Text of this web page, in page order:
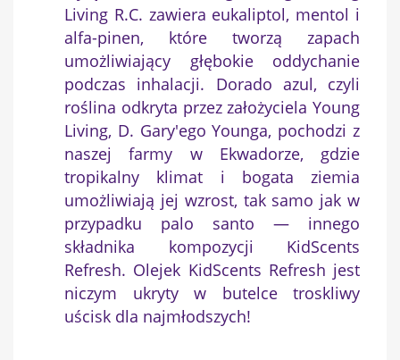
Living R.C. zawiera eukaliptol, mentol i
alfa-pinen, które tworzą zapach
umożliwiający głębokie oddychanie
podczas inhalacji. Dorado azul, czyli
roślina odkryta przez założyciela Young
Living, D. Gary'ego Younga, pochodzi z
naszej farmy w Ekwadorze, gdzie
tropikalny klimat i bogata ziemia
umożliwiają jej wzrost, tak samo jak w
przypadku palo santo — innego
składnika kompozycji KidScents
Refresh. Olejek KidScents Refresh jest
niczym ukryty w butelce troskliwy
uścisk dla najmłodszych!
Utwórz listę życzeń ×
Nazwa listy życzeń